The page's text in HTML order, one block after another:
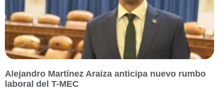
Alejandro Martínez Araiza anticipa nuevo rumbo
laboral del T-MEC